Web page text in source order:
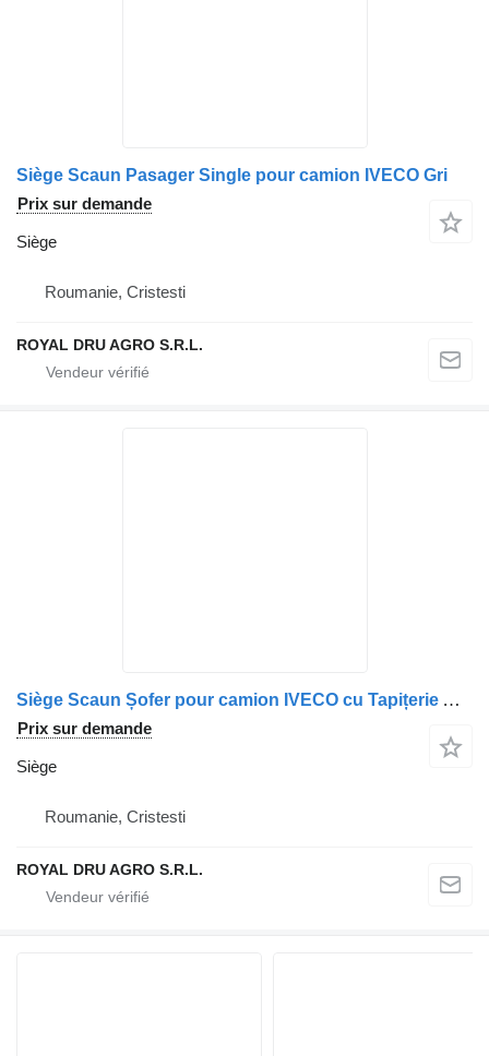
Siège Scaun Pasager Single pour camion IVECO Gri
Prix sur demande
Siège
Roumanie, Cristesti
ROYAL DRU AGRO S.R.L.
Siège Scaun Șofer pour camion IVECO cu Tapițerie Albastră și Deteriorare Ușoară
Prix sur demande
Siège
Roumanie, Cristesti
ROYAL DRU AGRO S.R.L.